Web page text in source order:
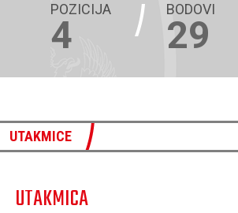
POZICIJA
4
BODOVI
29
UTAKMICE
UTAKMICA